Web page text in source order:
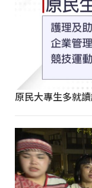
原民大專生多就